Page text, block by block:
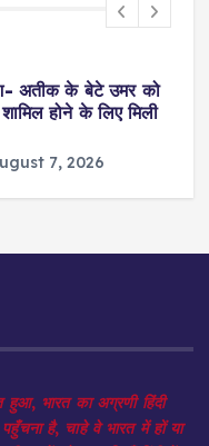
सुप्रीमकोर्ट: 4
इलाज करने से
भारत का अग्रणी हिंदी
है, चाहे वे भारत में हों या